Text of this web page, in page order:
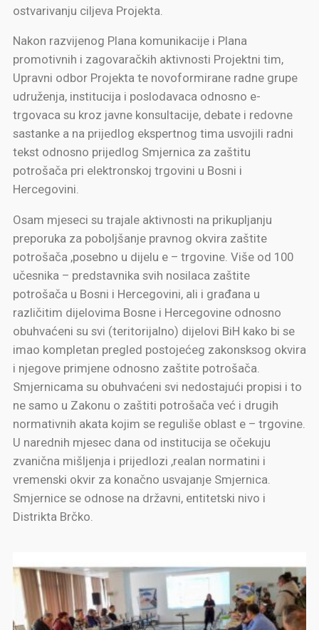
ostvarivanju ciljeva Projekta.
Nakon razvijenog Plana komunikacije i Plana
promotivnih i zagovaračkih aktivnosti Projektni tim,
Upravni odbor Projekta te novoformirane radne grupe
udruženja, institucija i poslodavaca odnosno e-
trgovaca su kroz javne konsultacije, debate i redovne
sastanke a na prijedlog ekspertnog tima usvojili radni
tekst odnosno prijedlog Smjernica za zaštitu
potrošača pri elektronskoj trgovini u Bosni i
Hercegovini.
Osam mjeseci su trajale aktivnosti na prikupljanju
preporuka za poboljšanje pravnog okvira zaštite
potrošača ,posebno u dijelu e – trgovine. Više od 100
učesnika – predstavnika svih nosilaca zaštite
potrošača u Bosni i Hercegovini, ali i građana u
različitim dijelovima Bosne i Hercegovine odnosno
obuhvaćeni su svi (teritorijalno) dijelovi BiH kako bi se
imao kompletan pregled postojećeg zakonsksog okvira
i njegove primjene odnosno zaštite potrošača.
Smjernicama su obuhvaćeni svi nedostajući propisi i to
ne samo u Zakonu o zaštiti potrošača već i drugih
normativnih akata kojim se reguliše oblast e – trgovine.
U narednih mjesec dana od institucija se očekuju
zvanična mišljenja i prijedlozi ,realan normatini i
vremenski okvir za konačno usvajanje Smjernica.
Smjernice se odnose na državni, entitetski nivo i
Distrikta Brčko.